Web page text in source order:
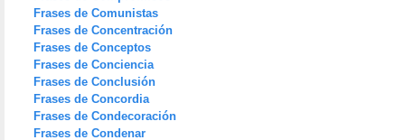
Frases de Comunistas
Frases de Concentración
Frases de Conceptos
Frases de Conciencia
Frases de Conclusión
Frases de Concordia
Frases de Condecoración
Frases de Condenar